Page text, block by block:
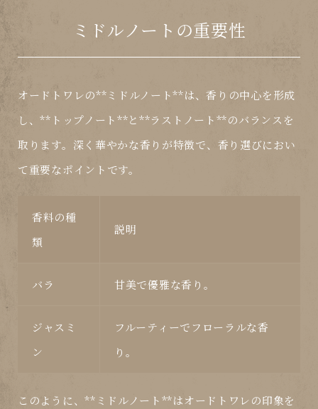
ミドルノートの重要性
オードトワレの**ミドルノート**は、香りの中心を形成
し、**トップノート**と**ラストノート**のバランスを
取ります。深く華やかな香りが特徴で、香り選びにおい
て重要なポイントです。
香料の種
類
説明
バラ 甘美で優雅な香り。
ジャスミ
ン
フルーティーでフローラルな香
り。
このように、**ミドルノート**はオードトワレの印象を